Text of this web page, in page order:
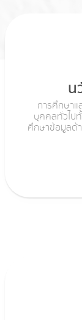
น
การศึกษาแ
บุคคลทั่วไป
ศึกษาข้อมูลด้